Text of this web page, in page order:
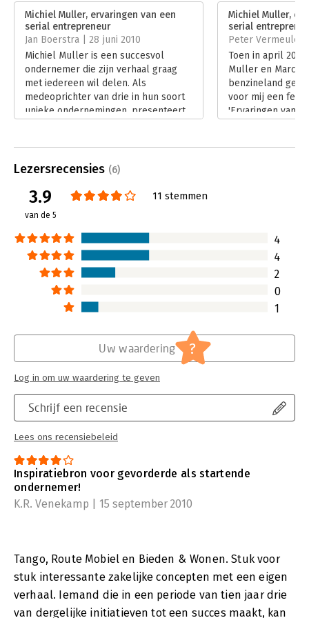
nettejongetjesuitstraling met unverfroren koopmanschap en
commercieel en organisatorisch vernuft. Hulde!' – Jort Kelder
Verschijningsdatum:
14-6-2012
Hoofdrubriek: Ondernemen
Michiel Muller, ervaringen van een
serial entrepreneur
Jan Boerstra | 28 juni 2010
Michiel Muller is een succesvol
ondernemer die zijn verhaal graag
met iedereen wil delen. Als
medeoprichter van drie in hun soort
unieke ondernemingen, presenteert
die het tegen de gevestigde orde
Lees verder
Michiel Muller,
serial
Peter Vermeulen
Toen in april
Muller en Marc
benzineland
voor mij een
'Ervaringen van
Lezersrecensies (6)
3.9
van de 5
11 stemmen
4
4
2
0
1
Schrijf een recensie
Lees ons recensiebeleid
Uw waardering ?
Log in om uw waardering te geven
Inspiratiebron voor gevorderde als startende
ondernemer!
K.R. Venekamp | 15 september 2010
Tango, Route Mobiel en Bieden & Wonen. Stuk voor
stuk interessante zakelijke concepten met een eigen
verhaal. Iemand die in een periode van tien jaar drie
van dergelijke initiatieven tot een succes maakt, kan